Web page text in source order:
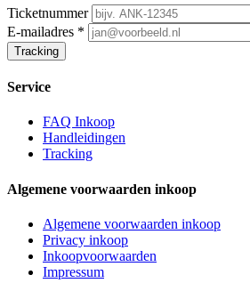
Ticketnummer
E-mailadres *
Tracking
Service
FAQ Inkoop
Handleidingen
Tracking
Algemene voorwaarden inkoop
Algemene voorwaarden inkoop
Privacy inkoop
Inkoopvoorwaarden
Impressum